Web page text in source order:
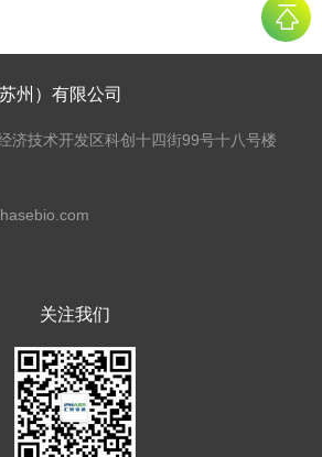
州）有限公司
济技术开发区科创十四街99号十八号楼
关注我们